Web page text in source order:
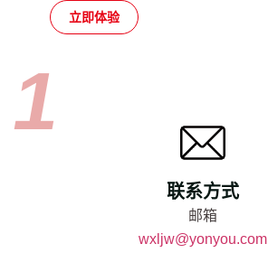
立即体验
联系方式
邮箱
wxljw@yonyou.com